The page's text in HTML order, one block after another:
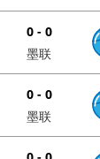
0 - 0
墨联
0 - 0
墨联